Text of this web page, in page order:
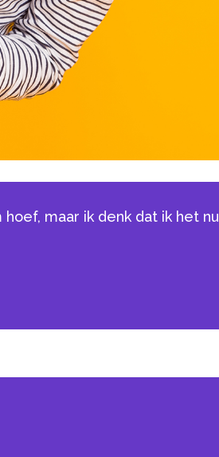
maar ik denk dat ik het nu